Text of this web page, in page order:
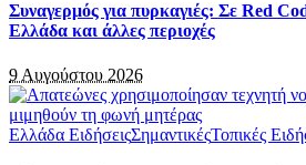
Συναγερμός για πυρκαγιές: Σε Red
Ελλάδα και άλλες περιοχές
9 Αυγούστου 2026
Ελλάδα ΕιδήσειςΣημαντικέςΤοπικές